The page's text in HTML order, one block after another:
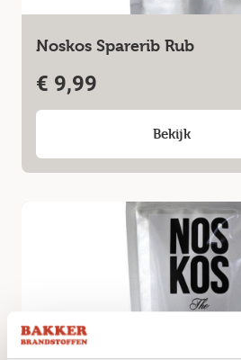
Noskos Sparerib Rub
€ 9,99
Bekijk